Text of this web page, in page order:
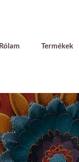
Rólam Termékek